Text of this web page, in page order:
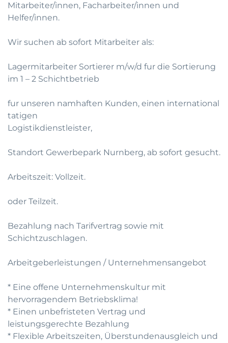
Mitarbeiter/innen, Facharbeiter/innen und
Helfer/innen.
Wir suchen ab sofort Mitarbeiter als:
Lagermitarbeiter Sortierer m/w/d fur die Sortierung
im 1 – 2 Schichtbetrieb
fur unseren namhaften Kunden, einen international
tatigen
Logistikdienstleister,
Standort Gewerbepark Nurnberg, ab sofort gesucht.
Arbeitszeit: Vollzeit.
oder Teilzeit.
Bezahlung nach Tarifvertrag sowie mit
Schichtzuschlagen.
Arbeitgeberleistungen / Unternehmensangebot
* Eine offene Unternehmenskultur mit
hervorragendem Betriebsklima!
* Einen unbefristeten Vertrag und
leistungsgerechte Bezahlung
* Flexible Arbeitszeiten, Überstundenausgleich und